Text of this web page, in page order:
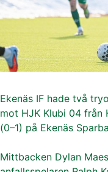
Ekenäs IF hade två
mot HJK Klubi 04 från
(0–1) på Ekenäs
Mittbacken Dylan